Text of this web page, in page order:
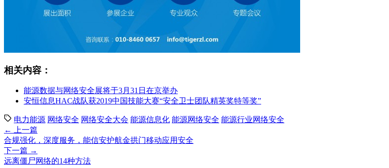
相关内容：
能源数据与网络安全展将于3月31日在京举办
安恒信息HAC战队获2019中国技能大赛“安全卫士团队精英奖特等奖”
电力能源 网络安全 网络安全大会 能源信息化 能源网络安全 能源行业网络安全
← 上一篇
合规强化，深度服务，能信安护航金拱门移动应用安全
下一篇 →
远离僵尸网络的14种方法